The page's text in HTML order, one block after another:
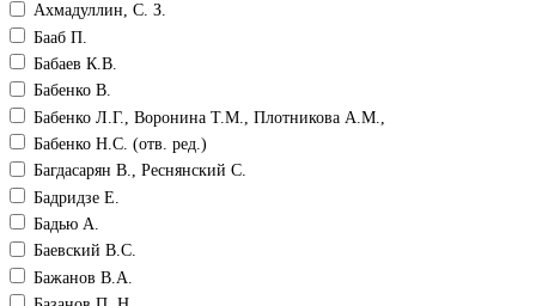
Ахмадуллин, С. З.
Бааб П.
Бабаев К.В.
Бабенко В.
Бабенко Л.Г., Воронина Т.М., Плотникова А.М.,
Бабенко Н.С. (отв. ред.)
Багдасарян В., Реснянский С.
Бадридзе Е.
Бадью А.
Баевский В.С.
Бажанов В.А.